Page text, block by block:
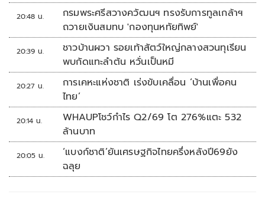
20:48 น.
กรมพระศรีสวางควัฒนฯ ทรงรับการทูลเกล้าฯ
ถวายเงินสมทบ 'กองทุนหทัยทิพย์'
20:39 น.
ชาวบ้านผวา รอยเท้าสัตว์ใหญ่กลางสวนทุเรียน
พบกัดแทะลำต้น หวั่นเป็นหมี
20:27 น.
การเคหะแห่งชาติ เร่งขับเคลื่อน ‘บ้านเพื่อคน
ไทย’
20:14 น.
WHAUPโชว์กำไร Q2/69 โต 276%แตะ 532
ล้านบาท
20:05 น.
‘แบงก์ชาติ’ยันเศรษฐกิจไทยครึ่งหลังปี69ยัง
ฉลุย